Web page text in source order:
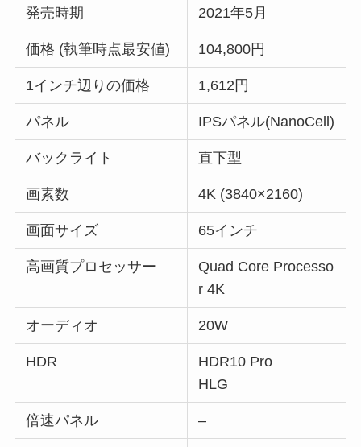
発売時期 2021年5月
価格 (執筆時点最安値) 104,800円
1インチ辺りの価格 1,612円
パネル IPSパネル(NanoCell)
バックライト 直下型
画素数 4K (3840×2160)
画面サイズ 65インチ
高画質プロセッサー
Quad Core Processo
r 4K
オーディオ 20W
HDR
HDR10 Pro
HLG
倍速パネル –